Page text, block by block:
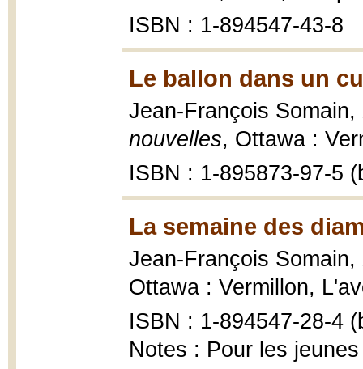
ISBN : 1-894547-43-8
Le ballon dans un
Jean-François Somain,
nouvelles, Ottawa :
ISBN : 1-895873-97-5
La semaine des
Jean-François Somain,
Ottawa : Vermillon,
ISBN : 1-894547-28-4
Notes : Pour les jeunes